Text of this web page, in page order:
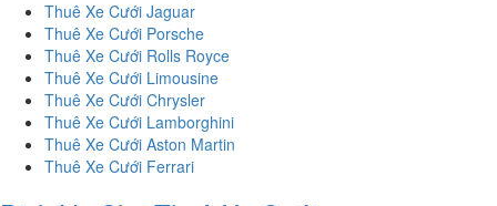
Thuê Xe Cưới Jaguar
Thuê Xe Cưới Porsche
Thuê Xe Cưới Rolls Royce
Thuê Xe Cưới Limousine
Thuê Xe Cưới Chrysler
Thuê Xe Cưới Lamborghini
Thuê Xe Cưới Aston Martin
Thuê Xe Cưới Ferrari